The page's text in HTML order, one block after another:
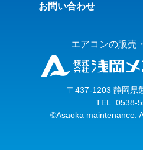
お問い合わせ
エアコンの販売
〒437-1203 静岡県
TEL. 0538-
©Asaoka maintenance.